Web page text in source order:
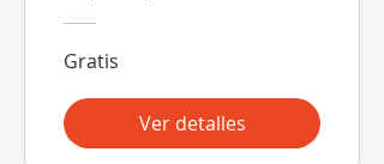
Gratis
Ver detalles